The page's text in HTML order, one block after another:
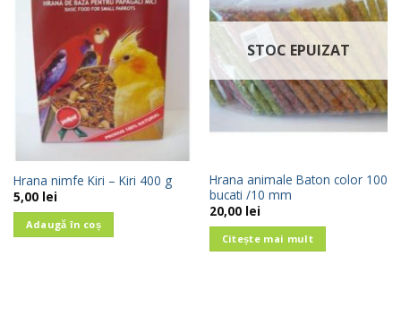
Hrana nimfe Kiri – Kiri 400 g
5,00 lei
Adaugă în coș
STOC EPUIZAT
Hrana animale Baton color 100
bucati /10 mm
20,00 lei
Citește mai mult